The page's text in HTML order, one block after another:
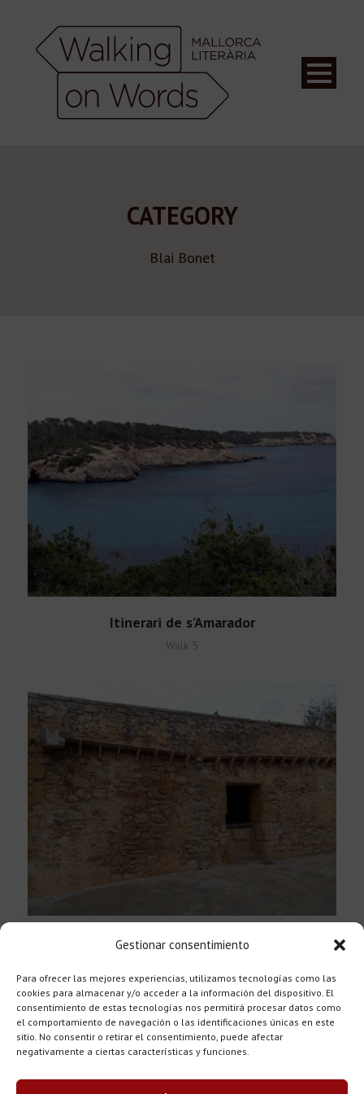
Gestionar consentimiento
Para ofrecer las mejores experiencias, utilizamos tecnologías como las
cookies para almacenar y/o acceder a la información del dispositivo. El
consentimiento de estas tecnologías nos permitirá procesar datos como
el comportamiento de navegación o las identificaciones únicas en este
sitio. No consentir o retirar el consentimiento, puede afectar
negativamente a ciertas características y funciones.
English
CATEGORY
Blai Bonet
Itinerari de s’Amarador
Walk 5
Plaça de s’Aljub